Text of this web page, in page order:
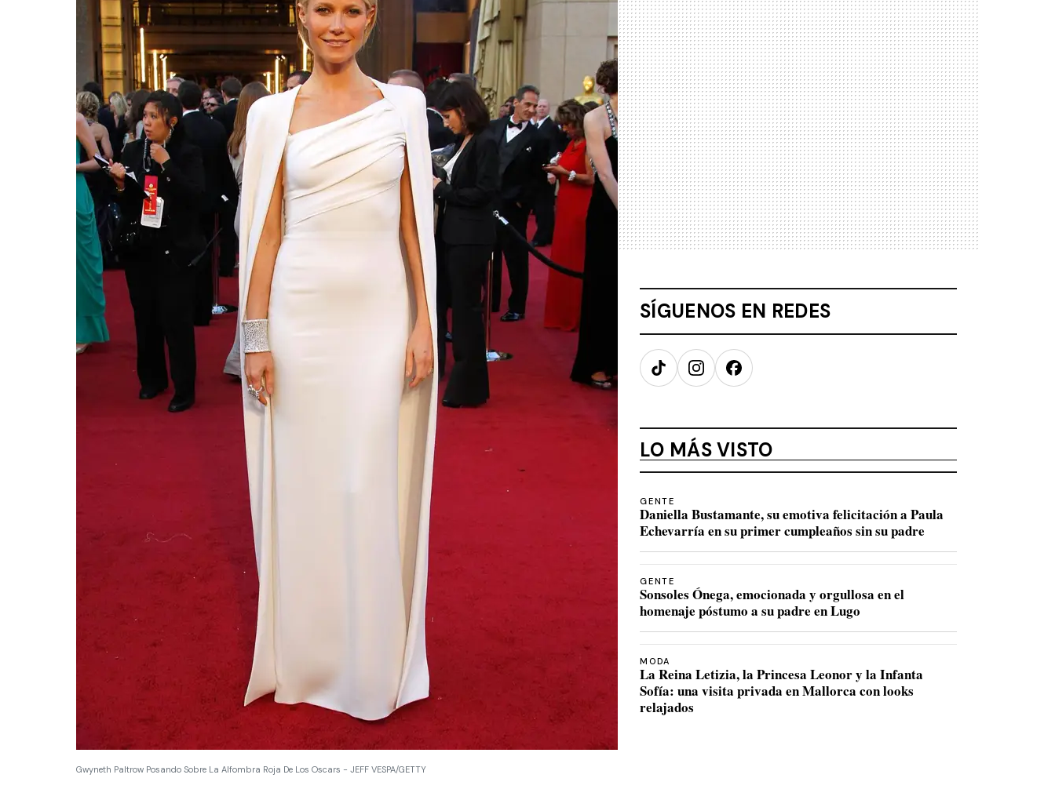
Gwyneth Paltrow Posando Sobre La Alfombra Roja De Los Oscars - JEFF VESPA/GETTY
SÍGUENOS EN REDES
TikTokInstagramFacebook
LO MÁS VISTO
GENTE
Daniella Bustamante, su emotiva felicitación a Paula
Echevarría en su primer cumpleaños sin su padre
GENTE
Sonsoles Ónega, emocionada y orgullosa en el
homenaje póstumo a su padre en Lugo
MODA
La Reina Letizia, la Princesa Leonor y la Infanta
Sofía: una visita privada en Mallorca con looks
relajados